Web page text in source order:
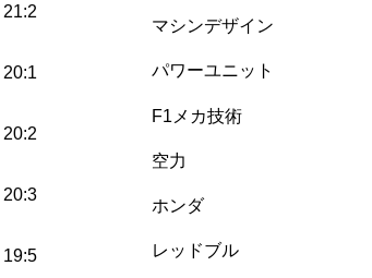
21:24
20:19
20:22
20:35
19:59
マシンデザイン
パワーユニット
F1メカ技術
空力
ホンダ
レッドブル